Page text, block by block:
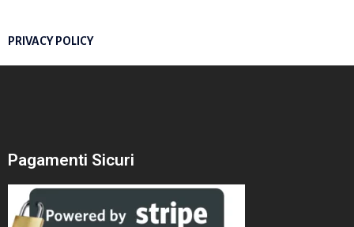
PRIVACY POLICY
Pagamenti Sicuri